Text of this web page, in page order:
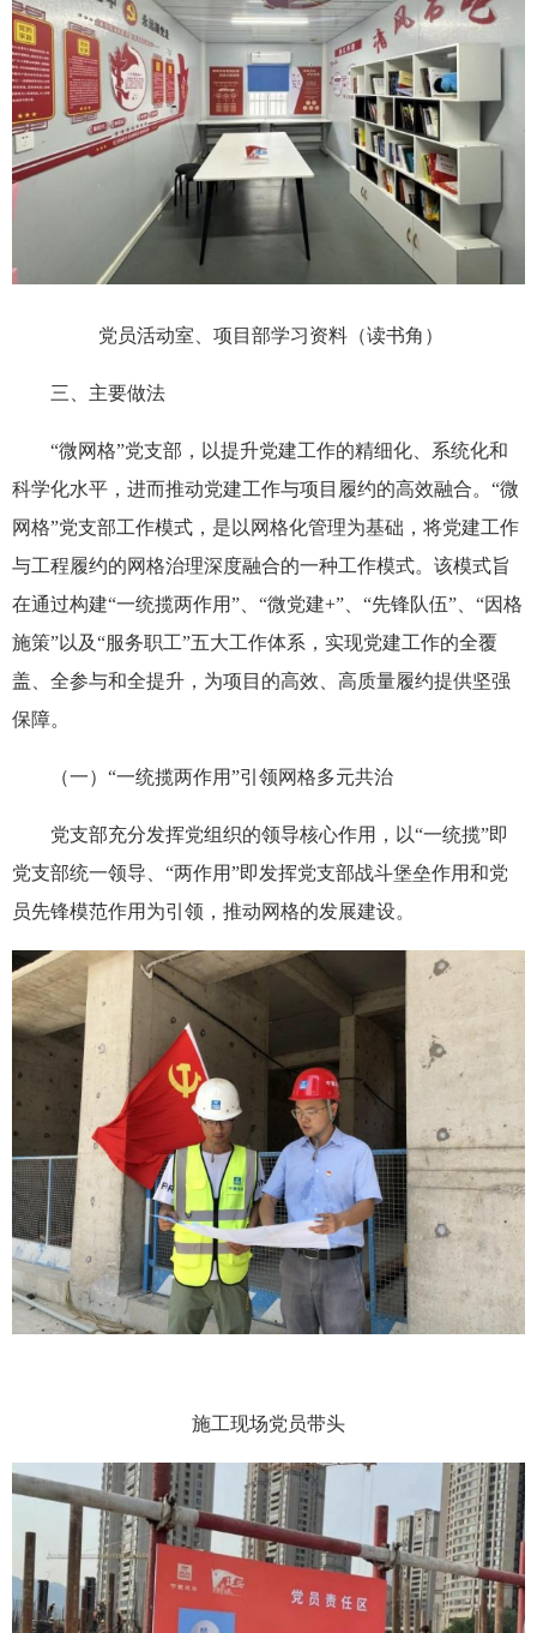
党员活动室、项目部学习资料（读书角）
三、主要做法
“微网格”党支部，以提升党建工作的精细化、系统化和
科学化水平，进而推动党建工作与项目履约的高效融合。“微
网格”党支部工作模式，是以网格化管理为基础，将党建工作
与工程履约的网格治理深度融合的一种工作模式。该模式旨
在通过构建“一统揽两作用”、“微党建+”、“先锋队伍”、“因格
施策”以及“服务职工”五大工作体系，实现党建工作的全覆
盖、全参与和全提升，为项目的高效、高质量履约提供坚强
保障。
（一）“一统揽两作用”引领网格多元共治
党支部充分发挥党组织的领导核心作用，以“一统揽”即
党支部统一领导、“两作用”即发挥党支部战斗堡垒作用和党
员先锋模范作用为引领，推动网格的发展建设。
施工现场党员带头